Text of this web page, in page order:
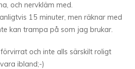
och nervkläm med.
15 minuter, men räknar med
kan trampa på som jag brukar.
och inte alls särskilt roligt
ibland;-)